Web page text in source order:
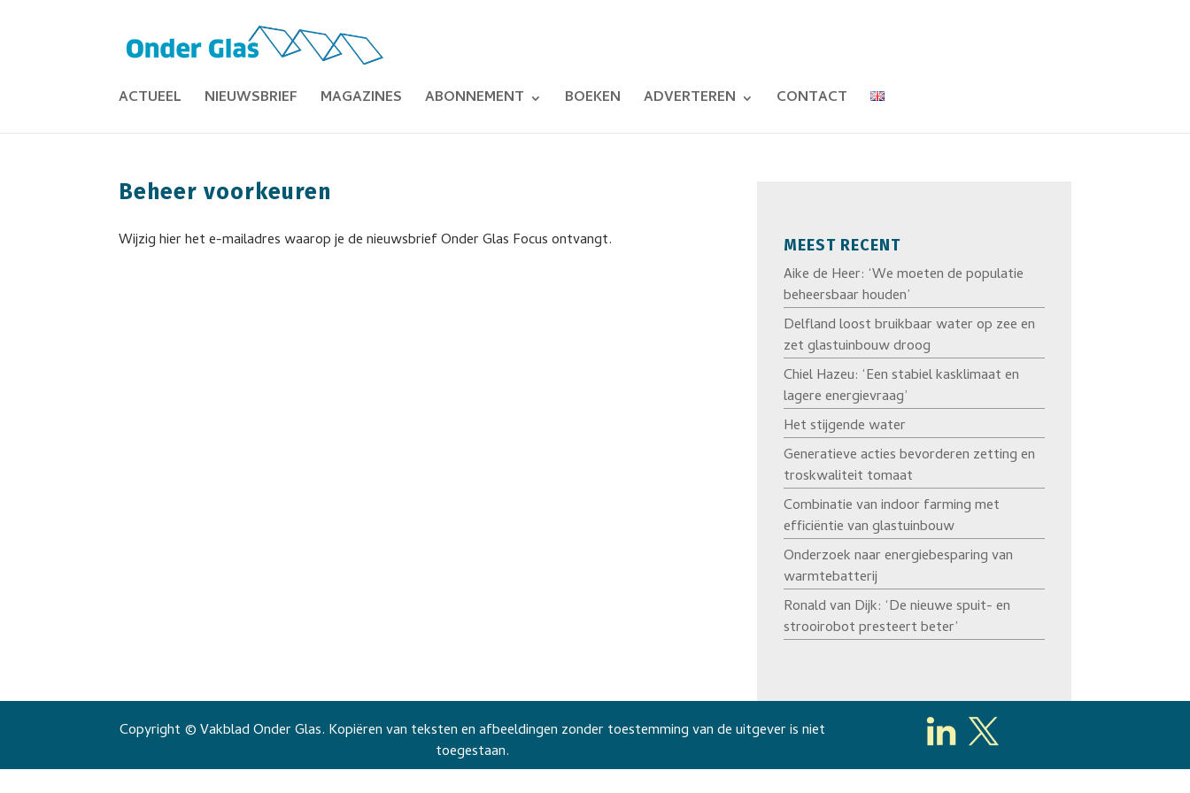
ACTUEEL NIEUWSBRIEF MAGAZINES ABONNEMENT BOEKEN ADVERTEREN CONTACT
Beheer voorkeuren
Wijzig hier het e-mailadres waarop je de nieuwsbrief Onder Glas Focus ontvangt. MEEST RECENT
Aike de Heer: ‘We moeten de populatie
beheersbaar houden’
Delfland loost bruikbaar water op zee en
zet glastuinbouw droog
Chiel Hazeu: ‘Een stabiel kasklimaat en
lagere energievraag’
Het stijgende water
Generatieve acties bevorderen zetting en
troskwaliteit tomaat
Combinatie van indoor farming met
efficiëntie van glastuinbouw
Onderzoek naar energiebesparing van
warmtebatterij
Ronald van Dijk: ‘De nieuwe spuit- en
strooirobot presteert beter’
Copyright © Vakblad Onder Glas. Kopiëren van teksten en afbeeldingen zonder toestemming van de uitgever is niet
toegestaan.